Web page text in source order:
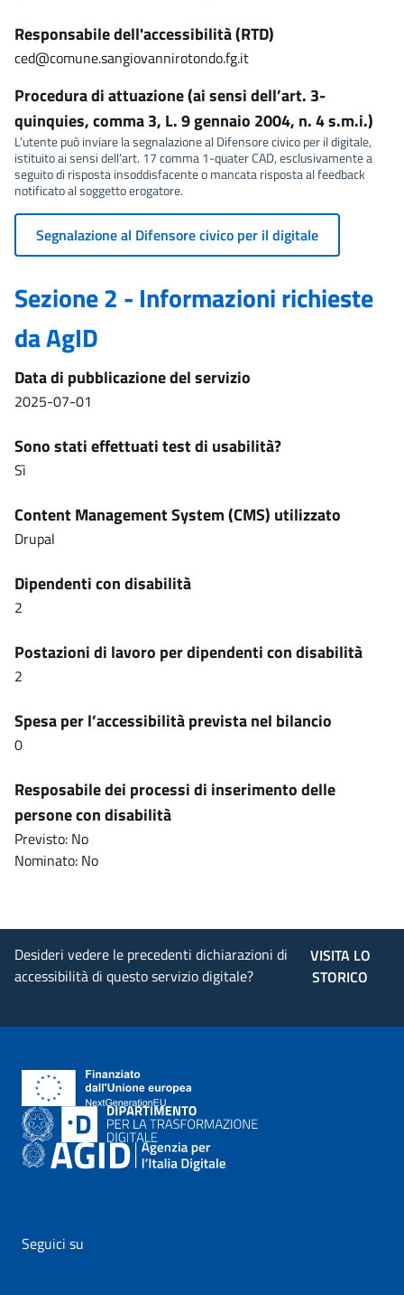
Responsabile dell'accessibilità (RTD)
ced@comune.sangiovannirotondo.fg.it
Procedura di attuazione (ai sensi dell’art. 3-
quinquies, comma 3, L. 9 gennaio 2004, n. 4 s.m.i.)
L’utente può inviare la segnalazione al Difensore civico per il digitale,
istituito ai sensi dell’art. 17 comma 1-quater CAD, esclusivamente a
seguito di risposta insoddisfacente o mancata risposta al feedback
notificato al soggetto erogatore.
Segnalazione al Difensore civico per il digitale
Sezione 2 - Informazioni richieste
da AgID
Data di pubblicazione del servizio
2025-07-01
Sono stati effettuati test di usabilità?
Sì
Content Management System (CMS) utilizzato
Drupal
Dipendenti con disabilità
2
Postazioni di lavoro per dipendenti con disabilità
2
Spesa per l’accessibilità prevista nel bilancio
0
Resposabile dei processi di inserimento delle
persone con disabilità
Previsto: No
Nominato: No
Desideri vedere le precedenti dichiarazioni di
accessibilità di questo servizio digitale?
VISITA LO
STORICO
Seguici su